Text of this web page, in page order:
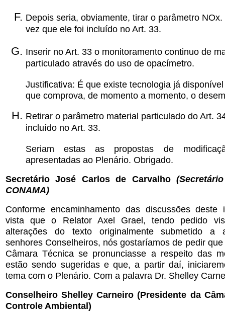
Depois seria, obviamente, tirar o parâmetro
vez que ele foi incluído no Art. 33.
Inserir no Art. 33 o monitoramento continuo de
particulado através do uso de opacímetro.
Justificativa: É que existe tecnologia já
que comprova, de momento a momento, o
Retirar o parâmetro material particulado do Art.
incluído no Art. 33.
Seriam estas as propostas de
apresentadas ao Plenário. Obrigado.
Secretário José Carlos de Carvalho
CONAMA)
Conforme encaminhamento das discussões
vista que o Relator Axel Grael, tendo pedido
alterações do texto originalmente submetido a
senhores Conselheiros, nós gostaríamos de pedir
Câmara Técnica se pronunciasse a respeito das
estão sendo sugeridas e que, a partir daí,
tema com o Plenário. Com a palavra Dr. Shelley
Conselheiro Shelley Carneiro (Presidente da
Controle Ambiental)